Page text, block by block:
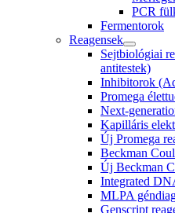
PCR
Fermentorok
Reagensek
Sejtbiológiai
antitestek)
Inhibitorok
Promega
Next-
Kapilláris
Új Promega
Beckman
Új Beckman
Integrated
MLPA
Genscript